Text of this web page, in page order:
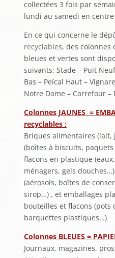
collectées 3 fois par
lundi au samedi en
En ce qui concerne le
recyclables, des colonnes
bleues et vertes sont
suivants: Stade – Puit
Bas – Peïcal Haut –
Notre Dame – Carrefour –
Colonnes JAUNES =
recyclables :
Briques alimentaires
(boîtes à biscuits,
flacons en plastique
ménagers, gels
(aérosols, boîtes de
sirop…) , et emballages
bouteilles et flacons (pots
barquettes plastiques…)
Colonnes BLEUES =
Journaux, magazines,